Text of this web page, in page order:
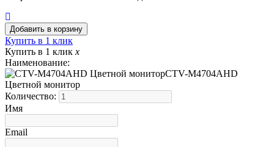
Купить в 1 клик
Купить в 1 клик x
Наименование:
CTV-M4704AHD
Цветной монитор
Количество:
Имя
Email